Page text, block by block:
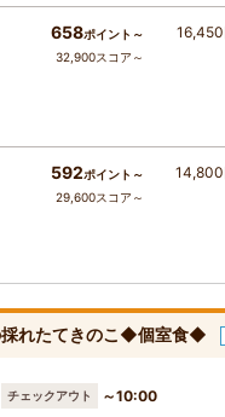
658ポイント～
32,900スコア～
16,450
592ポイント～
29,600スコア～
14,800
採れたてきのこ◆個室食◆
チェックアウト
～10:00